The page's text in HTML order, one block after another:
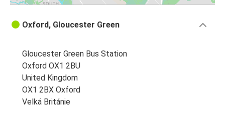
Oxford, Gloucester Green
Gloucester Green Bus Station
Oxford OX1 2BU
United Kingdom
OX1 2BX Oxford
Velká Británie